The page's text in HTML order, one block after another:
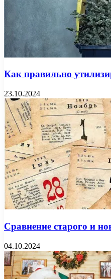
Как правильно
23.10.2024
Сравнение старого и
04.10.2024